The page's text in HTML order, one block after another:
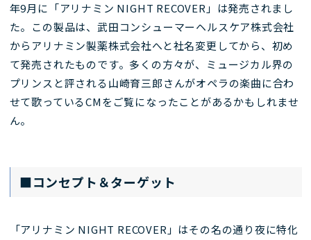
年9月に「アリナミン NIGHT RECOVER」は発売されまし
た。この製品は、武田コンシューマーヘルスケア株式会社
からアリナミン製薬株式会社へと社名変更してから、初め
て発売されたものです。多くの方々が、ミュージカル界の
プリンスと評される山崎育三郎さんがオペラの楽曲に合わ
せて歌っているCMをご覧になったことがあるかもしれませ
ん。
■コンセプト＆ターゲット
「アリナミン NIGHT RECOVER」はその名の通り夜に特化